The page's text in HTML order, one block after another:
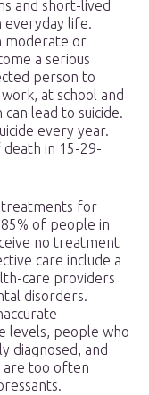
and short-lived
everyday life.
moderate or
a serious
person to
at school and
lead to suicide.
every year.
death in 15-29-
treatments for
of people in
no treatment
care include a
care providers
disorders.
levels, people who
diagnosed, and
are too often